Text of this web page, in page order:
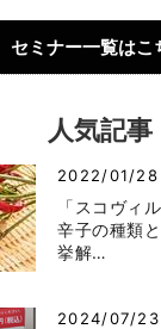
セミナー一覧はこ
人気記事
2022/01/28
「スコヴィ
辛子の種類
挙解…
2024/07/23